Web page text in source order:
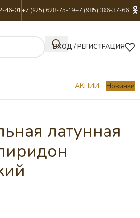
46-01+7 (925) 628-75-19+7 (985) 366-37-66
ВХОД / РЕГИСТРАЦИЯ
АКЦИИ Новинки
латунная